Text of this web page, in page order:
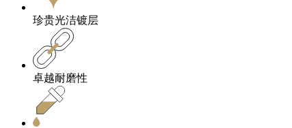
珍贵光洁镀层
卓越耐磨性